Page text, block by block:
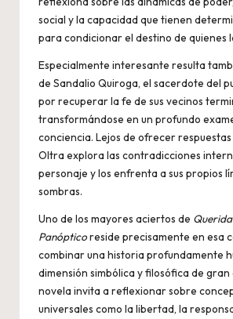
social y la capacidad que tienen
para condicionar el destino de quienes
Especialmente interesante resulta
de Sandalio Quiroga, el sacerdote del
por recuperar la fe de sus vecinos
transformándose en un profundo
conciencia. Lejos de ofrecer
Oltra explora las contradicciones
personaje y los enfrenta a sus propios
sombras.
Uno de los mayores aciertos de
Panópticoreside precisamente en esa
combinar una historia profundamente
dimensión simbólica y filosófica de gran
novela invita a reflexionar sobre
universales como la libertad, la